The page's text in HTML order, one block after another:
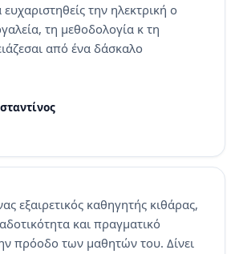
ευχαριστηθείς την ηλεκτρική ο
τη μεθοδολογία κ τη
από ένα δάσκαλο
εξαιρετικός καθηγητής κιθάρας,
και πραγματικό
πρόοδο των μαθητών του. Δίνει